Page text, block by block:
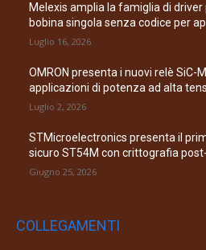
Melexis amplia la famiglia di
bobina singola senza codice per
Luglio 16, 2026
OMRON presenta i nuovi relè SiC-
applicazioni di potenza ad alta
Luglio 2, 2026
STMicroelectronics presenta il
sicuro ST54M con crittografia
Giugno 25, 2026
COLLEGAMENTI